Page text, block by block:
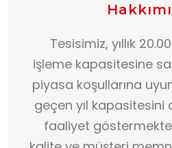
Tesisimiz, yıllık
işleme kapasitesine
piyasa koşullarına
geçen yıl kapasitesini
faaliyet